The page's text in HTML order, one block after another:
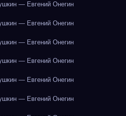
— Евгений Онегин
— Евгений Онегин
— Евгений Онегин
— Евгений Онегин
— Евгений Онегин
— Евгений Онегин